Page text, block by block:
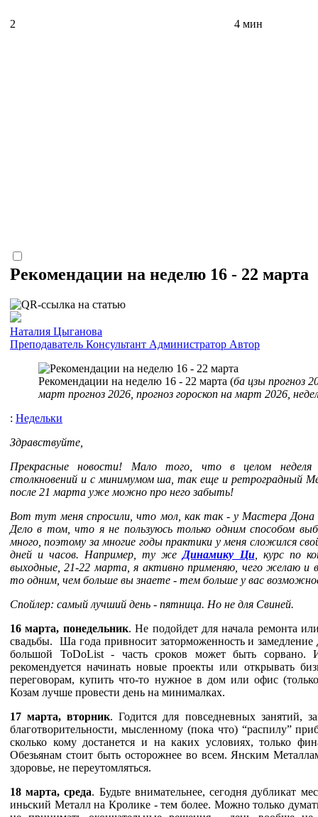
2 4 мин
Рекомендации на неделю 16 - 22 марта
Наталия Цыганова
Преподаватель Консультант Администратор Автор
Рекомендации на неделю 16 - 22 марта (ба цзы прогноз
март прогноз 2026, прогноз гороскоп на март 2026,
: Недельки
Здравствуйте,
Прекрасные новости! Мало того, что в целом неделя
столкновений и с минимумом ша, так еще и ретроградный
после 21 марта уже можно про него забыть!
Вот тут меня спросили, что мол, как так - у Мастера Дона
Дело в том, что я не пользуюсь только одним способом
много, поэтому за многие годы практики у меня сложился
дней и часов. Например, ту же Динамику Ци, курс по
выходные, 21-22 марта, я активно применяю, чего желаю и
то одним, чем больше вы знаете - тем больше у вас
Спойлер: самый лучший день - пятница. Но не для Свиней.
16 марта, понедельник. Не подойдет для начала ремонта
свадьбы. Ша года привносит заторможенность и замедление
большой ToDoList - часть сроков может быть сорвано.
рекомендуется начинать новые проекты или открывать
переговорам, купить что-то нужное в дом или офис
Козам лучше провести день на минималках.
17 марта, вторник. Годится для повседневных занятий,
благотворительности, мысленному (пока что) “распилу”
сколько кому достанется и на каких условиях, только
Обезьянам стоит быть осторожнее во всем. Янским
здоровье, не переутомляться.
18 марта, среда. Будьте внимательнее, сегодня дубликат
иньский Металл на Кролике - тем более. Можно только